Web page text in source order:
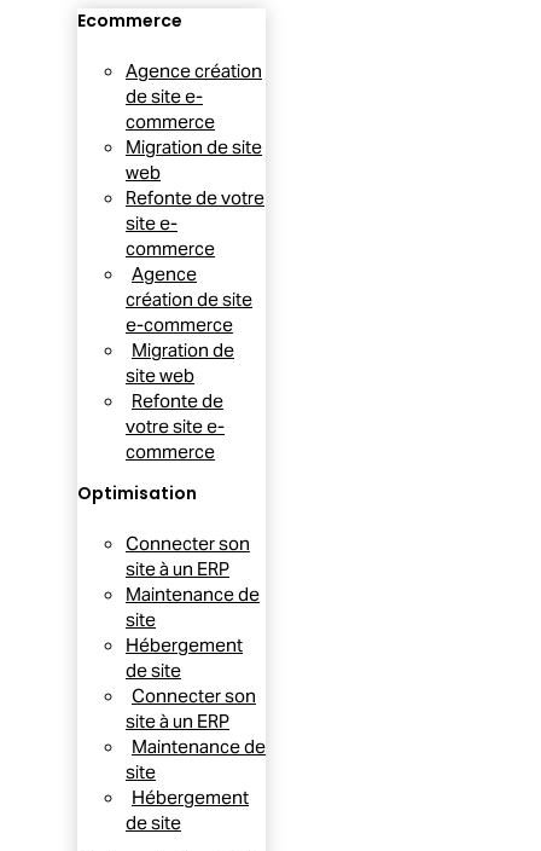
Ecommerce
Agence création
de site e-
commerce
Migration de site
web
Refonte de votre
site e-
commerce
Agence
création de site
e-commerce
Migration de
site web
Refonte de
votre site e-
commerce
Optimisation
Connecter son
site à un ERP
Maintenance de
site
Hébergement
de site
Connecter son
site à un ERP
Maintenance de
site
Hébergement
de site